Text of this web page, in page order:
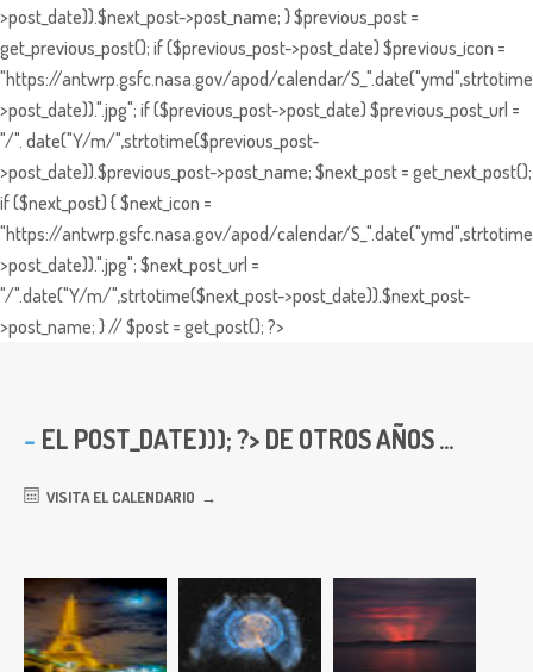
>post_date)).$next_post->post_name; } $previous_post =
get_previous_post(); if ($previous_post->post_date) $previous_icon =
"https://antwrp.gsfc.nasa.gov/apod/calendar/
>post_date)).".jpg"; if ($previous_post->post_date) $previous_post_url =
"/". date("Y/m/",strtotime($previous_post-
>post_date)).$previous_post->post_name; $next_post = get_next_post();
if ($next_post) { $next_icon =
"https://antwrp.gsfc.nasa.gov/apod/calendar/
>post_date)).".jpg"; $next_post_url =
"/".date("Y/m/",strtotime($next_post->post_date)).$next_post-
>post_name; } // $post = get_post(); ?>
EL POST_DATE))); ?> DE OTROS AÑOS ...
VISITA EL CALENDARIO